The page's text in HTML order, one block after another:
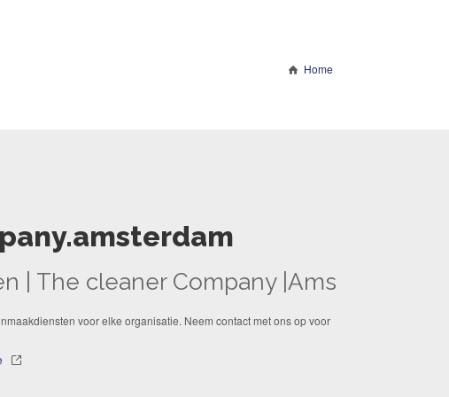
Home
| The cleaner Company |Ams
voor elke organisatie. Neem contact met ons op voor